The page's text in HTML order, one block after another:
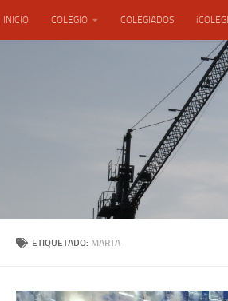
INICIO COLEGIO COLEGIADOS
ETIQUETADO: MARTA